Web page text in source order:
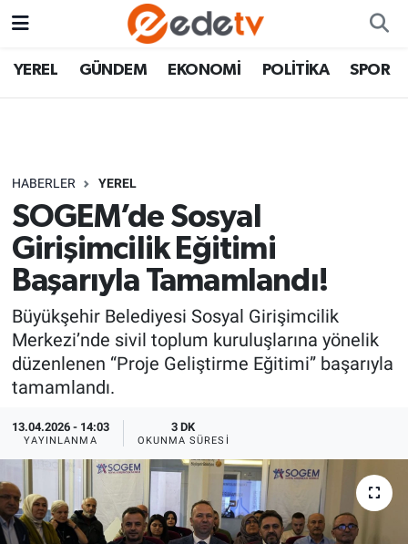
YEREL GÜNDEM EKONOMİ POLİTİKA SPOR
HABERLER YEREL
SOGEM’de Sosyal
Girişimcilik Eğitimi
Başarıyla Tamamlandı!
Büyükşehir Belediyesi Sosyal Girişimcilik
Merkezi’nde sivil toplum kuruluşlarına yönelik
düzenlenen “Proje Geliştirme Eğitimi” başarıyla
tamamlandı.
13.04.2026 - 14:03
YAYINLANMA
3 DK
OKUNMA SÜRESI